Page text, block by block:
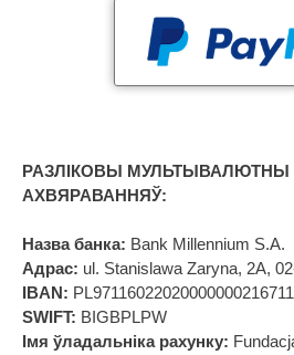
РАЗЛІКОВЫ МУЛЬТЫВАЛЮТНЫ
АХВЯРАВАННЯЎ:
Назва банка: Bank Millennium S.A.
Адрас: ul. Stanislawa Zaryna, 2A,
IBAN:
SWIFT: BIGBPLPW
Імя ўладальніка рахунку: